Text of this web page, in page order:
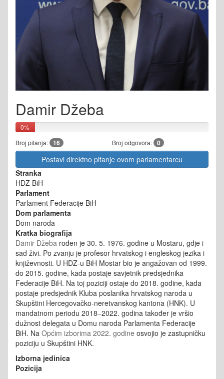
Damir Džeba
0%
Broj pitanja: 16 Broj odgovora: 0
Postavi direktno pitanje ovom parlamentarcu
Stranka
HDZ BiH
Parlament
Parlament Federacije BiH
Dom parlamenta
Dom naroda
Kratka biografija
Damir Džeba rođen je 30. 5. 1976. godine u Mostaru, gdje i
sad živi. Po zvanju je profesor hrvatskog i engleskog jezika i
književnosti. U HDZ-u BiH Mostar bio je angažovan od 1999.
do 2015. godine, kada postaje savjetnik predsjednika
Federacije BiH. Na toj poziciji ostaje do 2018. godine, kada
postaje predsjednik Kluba poslanika hrvatskog naroda u
Skupštini Hercegovačko-neretvanskog kantona (HNK). U
mandatnom periodu 2018–2022. godina također je vršio
dužnost delegata u Domu naroda Parlamenta Federacije
BiH. Na Općim izborima 2022. godine osvojio je zastupničku
poziciju u Skupštini HNK.
Izborna jedinica
Pozicija